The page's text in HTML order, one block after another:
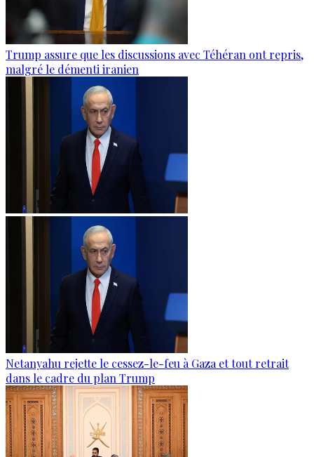
Trump assure que les discussions avec Téhéran ont repris,
malgré le démenti iranien
Netanyahu rejette le cessez-le-feu à Gaza et tout retrait
dans le cadre du plan Trump